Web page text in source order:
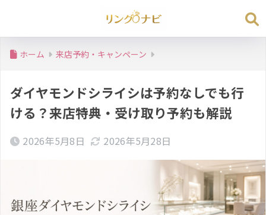
ホーム 来店予約・キャンペーン
ダイヤモンドシライシは予約なしでも行
ける？来店特典・受け取り予約も解説
2026年5月8日 2026年5月28日